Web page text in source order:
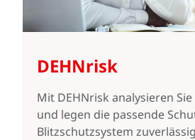
DEHNrisk
Mit DEHNrisk analysieren
und legen die passende
Blitzschutzsystem